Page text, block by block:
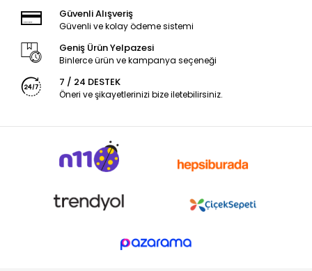
Güvenli Alışveriş
Güvenli ve kolay ödeme sistemi
Geniş Ürün Yelpazesi
Binlerce ürün ve kampanya seçeneği
7 / 24 DESTEK
Öneri ve şikayetlerinizi bize iletebilirsiniz.